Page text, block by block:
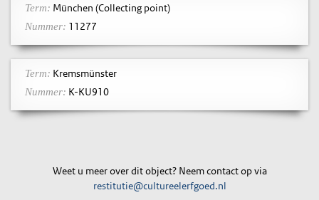
Term: München (Collecting point)
Nummer: 11277
Term: Kremsmünster
Nummer: K-KU910
Weet u meer over dit object? Neem contact op via
restitutie@cultureelerfgoed.nl